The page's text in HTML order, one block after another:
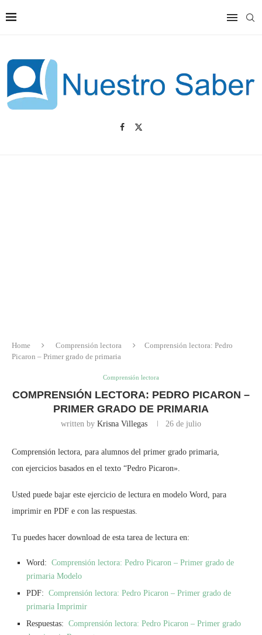
Home Comprensión lectora
Comprensión lectora: Pedro
Picaron – Primer grado de primaria
Comprensión lectora
COMPRENSIÓN LECTORA: PEDRO PICARON –
PRIMER GRADO DE PRIMARIA
written by Krisna Villegas 26 de julio
Comprensión lectora, para alumnos del primer grado primaria,
con ejercicios basados en el texto “Pedro Picaron».
Usted puede bajar este ejercicio de lectura en modelo Word, para
imprimir en PDF e con las respuestas.
Tu puedes hacer download de esta tarea de lectura en:
Word: Comprensión lectora: Pedro Picaron – Primer grado de
primaria Modelo
PDF: Comprensión lectora: Pedro Picaron – Primer grado de
primaria Imprimir
Respuestas: Comprensión lectora: Pedro Picaron – Primer grado